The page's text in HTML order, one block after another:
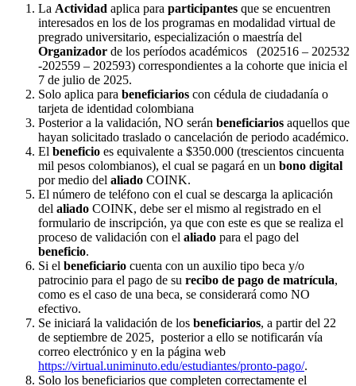
La Actividad aplica para participantes que se encuentren
interesados en los de los programas en modalidad virtual de
pregrado universitario, especialización o maestría del
Organizador de los períodos académicos (202516 – 202532
-202559 – 202593) correspondientes a la cohorte que inicia el
7 de julio de 2025.
Solo aplica para beneficiarios con cédula de ciudadanía o
tarjeta de identidad colombiana
Posterior a la validación, NO serán beneficiarios aquellos que
hayan solicitado traslado o cancelación de periodo académico.
El beneficio es equivalente a $350.000 (trescientos cincuenta
mil pesos colombianos), el cual se pagará en un bono digital
por medio del aliado COINK.
El número de teléfono con el cual se descarga la aplicación
del aliado COINK, debe ser el mismo al registrado en el
formulario de inscripción, ya que con este es que se realiza el
proceso de validación con el aliado para el pago del
beneficio.
Si el beneficiario cuenta con un auxilio tipo beca y/o
patrocinio para el pago de su recibo de pago de matrícula,
como es el caso de una beca, se considerará como NO
efectivo.
Se iniciará la validación de los beneficiarios, a partir del 22
de septiembre de 2025, posterior a ello se notificarán vía
correo electrónico y en la página web
https://virtual.uniminuto.edu/estudiantes/pronto-pago/.
Solo los beneficiarios que completen correctamente el